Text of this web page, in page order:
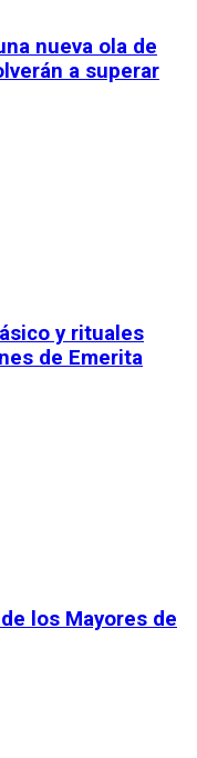
nueva ola de
a superar
y rituales
de Emerita
los Mayores de